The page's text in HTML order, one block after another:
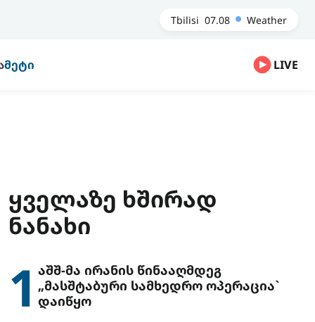
Tbilisi 07.08 Weather
ᲛᲔᲢᲘ LIVE
ᲧᲕᲔᲚᲐᲖᲔ ᲮᲨᲘᲠᲐᲓ
ᲜᲐᲜᲐᲮᲘ
1 აშშ-მა ირანის წინააღმდეგ
„მასშტაბური სამხედრო ოპერაცია`
დაიწყო